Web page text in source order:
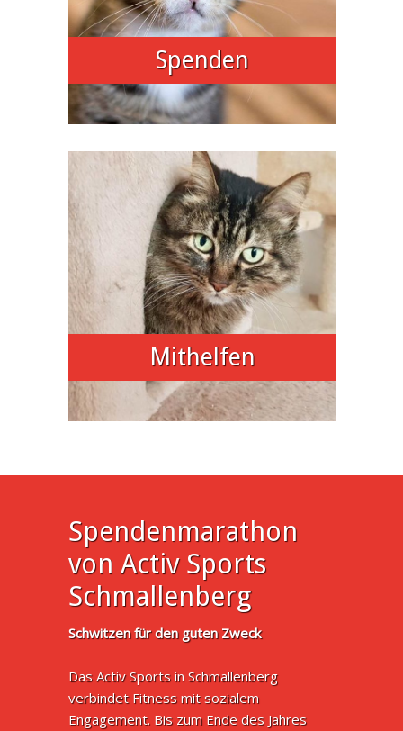
Spenden
Mithelfen
Spendenmarathon
von Activ Sports
Schmallenberg
Schwitzen für den guten Zweck
Das Activ Sports in Schmallenberg
verbindet Fitness mit sozialem
Engagement. Bis zum Ende des Jahres